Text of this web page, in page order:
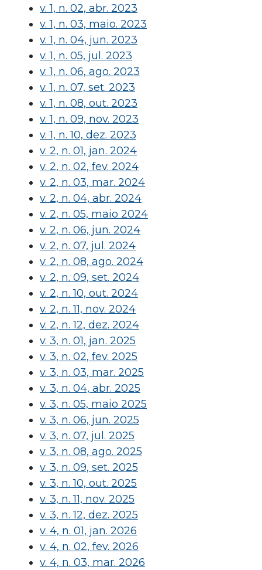
v. 1, n. 02, abr. 2023
v. 1, n. 03, maio. 2023
v. 1, n. 04, jun. 2023
v. 1, n. 05, jul. 2023
v. 1, n. 06, ago. 2023
v. 1, n. 07, set. 2023
v. 1, n. 08, out. 2023
v. 1, n. 09, nov. 2023
v. 1, n. 10, dez. 2023
v. 2, n. 01, jan. 2024
v. 2, n. 02, fev. 2024
v. 2, n. 03, mar. 2024
v. 2, n. 04, abr. 2024
v. 2, n. 05, maio 2024
v. 2, n. 06, jun. 2024
v. 2, n. 07, jul. 2024
v. 2, n. 08, ago. 2024
v. 2, n. 09, set. 2024
v. 2, n. 10, out. 2024
v. 2, n. 11, nov. 2024
v. 2, n. 12, dez. 2024
v. 3, n. 01, jan. 2025
v. 3, n. 02, fev. 2025
v. 3, n. 03, mar. 2025
v. 3, n. 04, abr. 2025
v. 3, n. 05, maio 2025
v. 3, n. 06, jun. 2025
v. 3, n. 07, jul. 2025
v. 3, n. 08, ago. 2025
v. 3, n. 09, set. 2025
v. 3, n. 10, out. 2025
v. 3, n. 11, nov. 2025
v. 3, n. 12, dez. 2025
v. 4, n. 01, jan. 2026
v. 4, n. 02, fev. 2026
v. 4, n. 03, mar. 2026